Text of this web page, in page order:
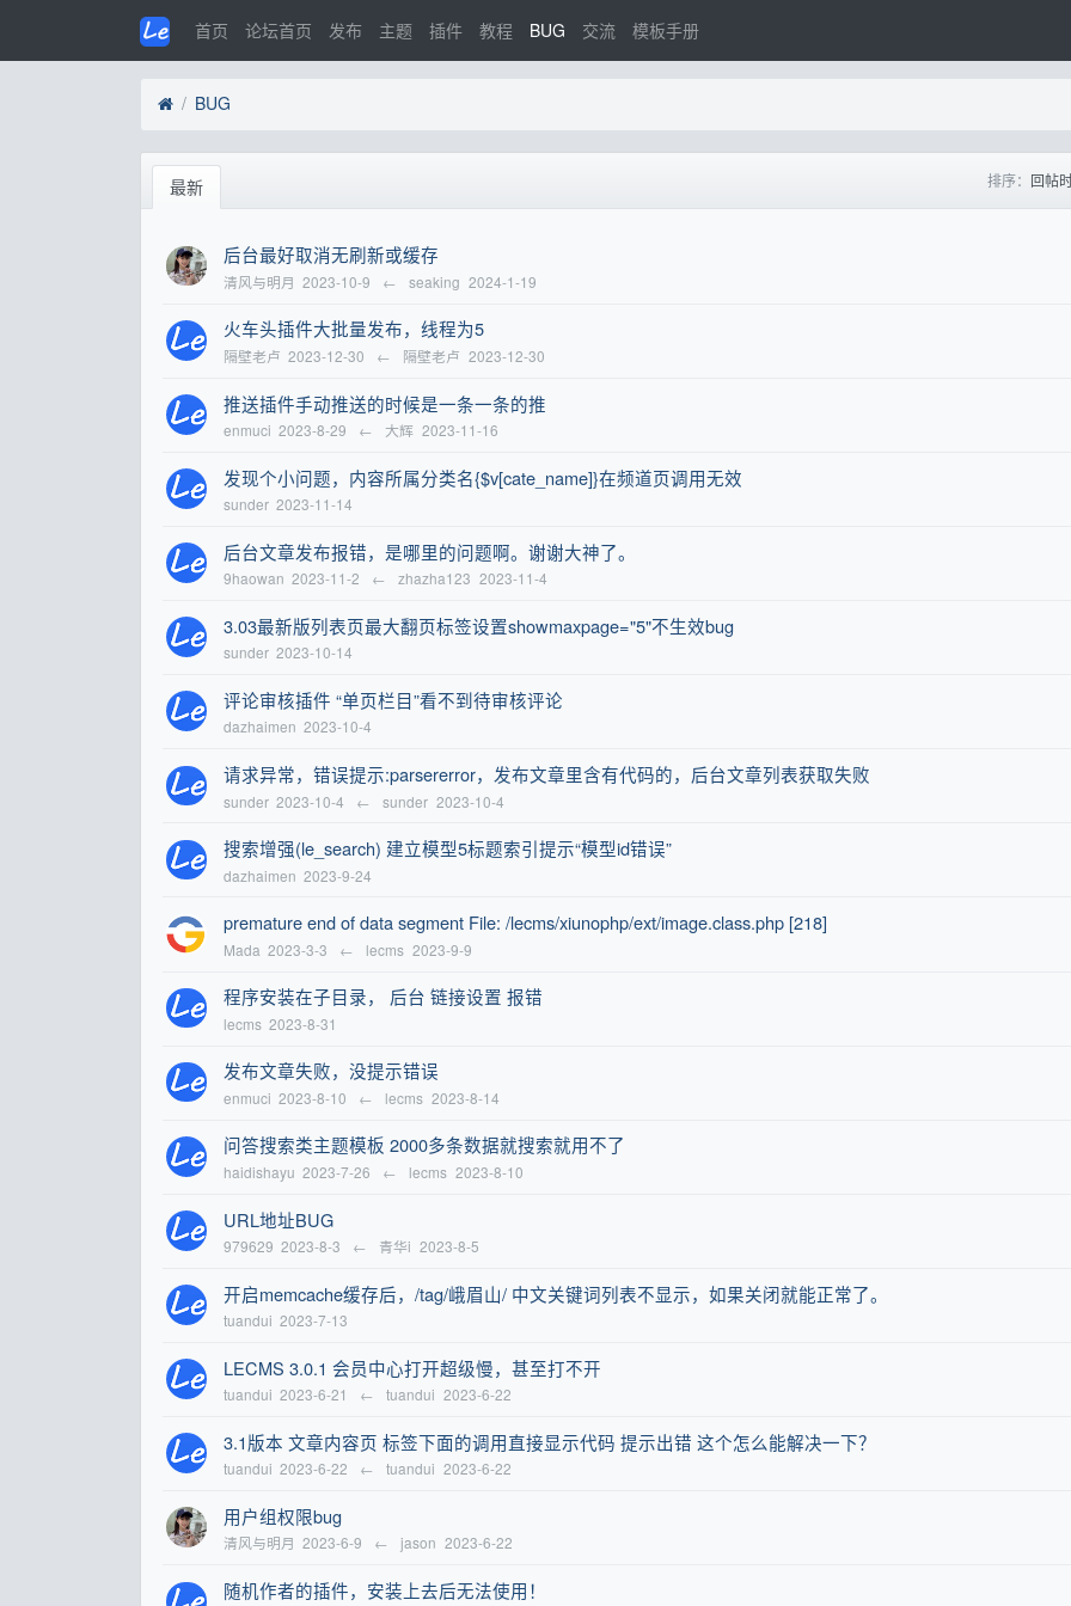
首页 论坛首页 发布 主题 插件 教程 BUG 交流 模板手册
BUG
最新 排序： 回帖
后台最好取消无刷新或缓存
清风与明月 2023-10-9 ← seaking 2024-1-19
火车头插件大批量发布，线程为5
隔壁老卢 2023-12-30 ← 隔壁老卢 2023-12-30
推送插件手动推送的时候是一条一条的推
enmuci 2023-8-29 ← 大辉 2023-11-16
发现个小问题，内容所属分类名{$v[cate_name]}在频道页调用无效
sunder 2023-11-14
后台文章发布报错，是哪里的问题啊。谢谢大神了。
9haowan 2023-11-2 ← zhazha123 2023-11-4
3.03最新版列表页最大翻页标签设置showmaxpage="5"不生效bug
sunder 2023-10-14
评论审核插件 “单页栏目”看不到待审核评论
dazhaimen 2023-10-4
请求异常，错误提示:parsererror，发布文章里含有代码的，后台文章列表获取失败
sunder 2023-10-4 ← sunder 2023-10-4
搜索增强(le_search) 建立模型5标题索引提示“模型id错误”
dazhaimen 2023-9-24
premature end of data segment File: /lecms/xiunophp/ext/image.class.php [218]
Mada 2023-3-3 ← lecms 2023-9-9
程序安装在子目录， 后台 链接设置 报错
lecms 2023-8-31
发布文章失败，没提示错误
enmuci 2023-8-10 ← lecms 2023-8-14
问答搜索类主题模板 2000多条数据就搜索就用不了
haidishayu 2023-7-26 ← lecms 2023-8-10
URL地址BUG
979629 2023-8-3 ← 青华i 2023-8-5
开启memcache缓存后，/tag/峨眉山/ 中文关键词列表不显示，如果关闭就能正常了。
tuandui 2023-7-13
LECMS 3.0.1 会员中心打开超级慢，甚至打不开
tuandui 2023-6-21 ← tuandui 2023-6-22
3.1版本 文章内容页 标签下面的调用直接显示代码 提示出错 这个怎么能解决一下？
tuandui 2023-6-22 ← tuandui 2023-6-22
用户组权限bug
清风与明月 2023-6-9 ← jason 2023-6-22
随机作者的插件，安装上去后无法使用！